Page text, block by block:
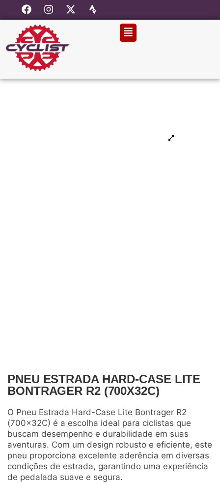
PNEU ESTRADA HARD-CASE LITE
BONTRAGER R2 (700X32C)
O Pneu Estrada Hard-Case Lite Bontrager R2
(700x32C) é a escolha ideal para ciclistas que
buscam desempenho e durabilidade em suas
aventuras. Com um design robusto e eficiente, este
pneu proporciona excelente aderência em diversas
condições de estrada, garantindo uma experiência
de pedalada suave e segura.